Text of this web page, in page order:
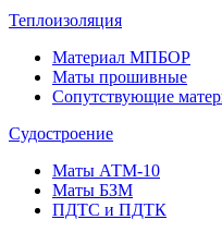
Теплоизоляция
Материал МПБОР
Маты прошивные
Сопутствующие
Судостроение
Маты АТМ-10
Маты БЗМ
ПДТС и ПДТК